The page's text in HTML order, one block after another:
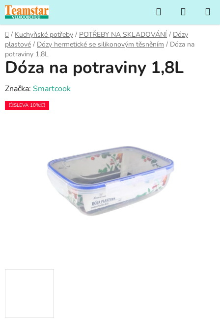
Přejít
na
obsah
Hledat
KOŠÍK
Domů
/ Kuchyňské potřeby / POTŘEBY NA SKLADOVÁNÍ / Dózy
plastové / Dózy hermetické se silikonovým těsněním / Dóza na
potraviny 1,8L
Dóza na potraviny 1,8L
Značka: Smartcook
💥SLEVA 10%💥